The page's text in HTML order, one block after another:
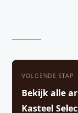
VOLGENDE STAP
Bekijk alle
Kasteel